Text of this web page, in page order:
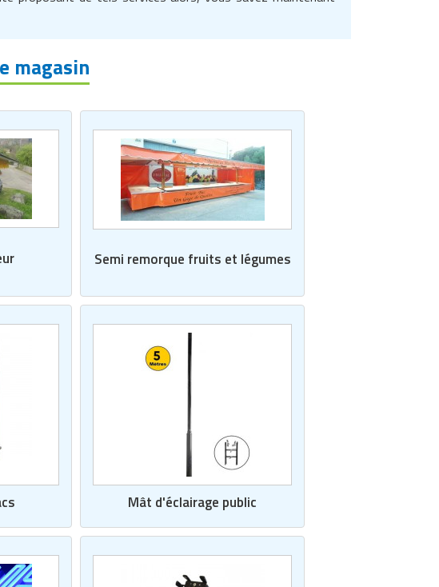
magasin
Semi remorque fruits et légumes
Mât d'éclairage public